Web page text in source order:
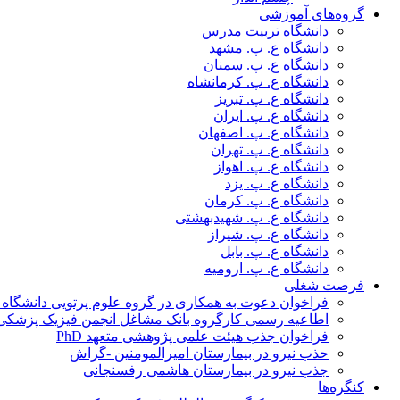
گروه‌های آموزشی
دانشگاه تربیت مدرس
دانشگاه ع. پ. مشهد
دانشگاه ع. پ. سمنان
دانشگاه ع. پ. کرمانشاه
دانشگاه ع. پ. تبریز
دانشگاه ع. پ. ایران
دانشگاه ع. پ. اصفهان
دانشگاه ع. پ. تهران
دانشگاه ع. پ. اهواز
دانشگاه ع. پ. یزد
دانشگاه ع. پ. کرمان
دانشگاه ع. پ. شهید‌بهشتی
دانشگاه ع. پ. شیراز
دانشگاه ع. پ. بابل
دانشگاه ع. پ. ارومیه
فرصت شغلی
فراخوان دعوت به همکاری در گروه علوم پرتویی دانشگاه
اطاعیه رسمی کارگروه بانک مشاغل انجمن فیزیک
فراخوان جذب هیئت علمی پژوهشی متعهد PhD
حذب نیرو در بیمارستان امیرالمومنین -گراش
جذب نیرو در بیمارستان هاشمی رفسنجانی
کنگره‌ها